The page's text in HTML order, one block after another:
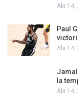
Abr 14,
Paul
Abr 14,
la
Abr 14,